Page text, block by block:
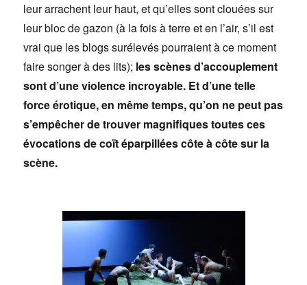
leur arrachent leur haut, et qu’elles sont clouées sur
leur bloc de gazon (à la fois à terre et en l’air, s’il est
vrai que les blogs surélevés pourraient à ce moment
faire songer à des lits); les scènes d’accouplement
sont d’une violence incroyable. Et d’une telle
force érotique, en même temps, qu’on ne peut pas
s’empêcher de trouver magnifiques toutes ces
évocations de coït éparpillées côte à côte sur la
scène.